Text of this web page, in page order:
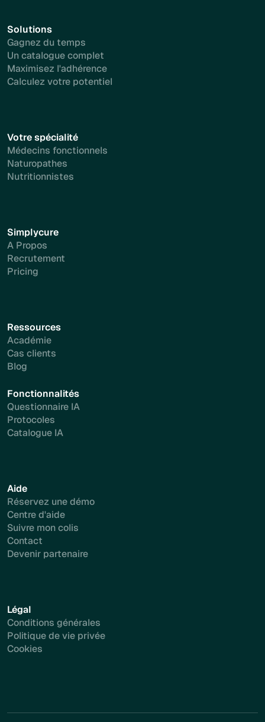
Solutions
Gagnez du temps
Un catalogue complet
Maximisez l'adhérence
Calculez votre potentiel
Votre spécialité
Médecins fonctionnels
Naturopathes
Nutritionnistes
Simplycure
A Propos
Recrutement
Pricing
Ressources
Académie
Cas clients
Blog
Fonctionnalités
Questionnaire IA
Protocoles
Catalogue IA
Aide
Réservez une démo
Centre d'aide
Suivre mon colis
Contact
Devenir partenaire
Légal
Conditions générales
Politique de vie privée
Cookies